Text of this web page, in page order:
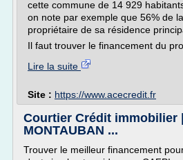
cette commune de 14 929
on note par exemple que 56% de
propriétaire de sa résidence
Il faut trouver le financement du
Lire la suite
Site : https://www.acecredit.fr
Courtier Crédit immobilier
MONTAUBAN ...
Trouver le meilleur financement